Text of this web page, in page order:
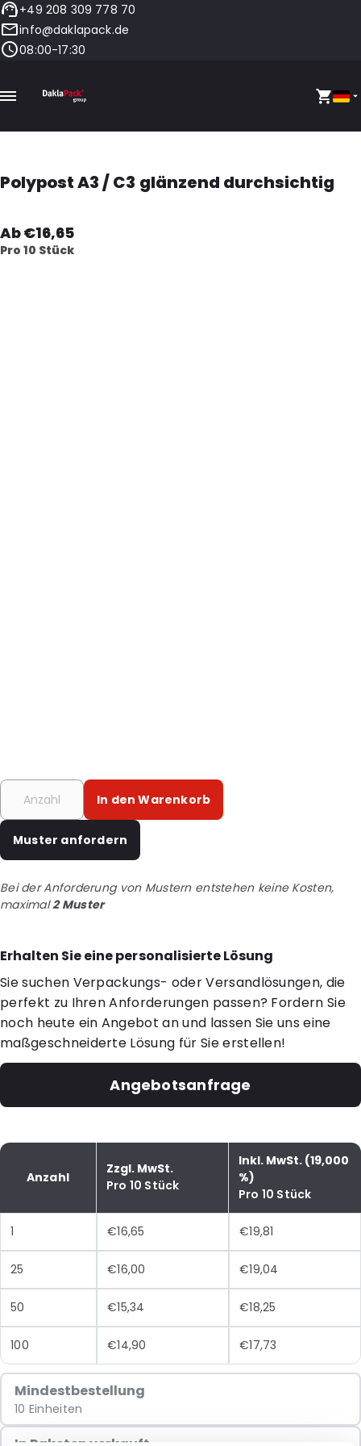
+49 208 309 778 70
info@daklapack.de
08:00-17:30
Polypost A3 / C3 glänzend durchsichtig
Ab €16,65
Pro 10 Stück
In den Warenkorb
Muster anfordern
Bei der Anforderung von Mustern entstehen keine Kosten,
maximal2 Muster
Erhalten Sie eine personalisierte Lösung
Sie suchen Verpackungs- oder Versandlösungen, die
perfekt zu Ihren Anforderungen passen? Fordern Sie
noch heute ein Angebot an und lassen Sie uns eine
maßgeschneiderte Lösung für Sie erstellen!
Angebotsanfrage
Anzahl
Zzgl. MwSt.
Pro 10 Stück
Inkl. MwSt. (19,000
%)
Pro 10 Stück
1 €16,65 €19,81
25 €16,00 €19,04
50 €15,34 €18,25
100 €14,90 €17,73
Mindestbestellung
10 Einheiten